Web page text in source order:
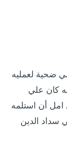
ضحية لعمليه
كان علي
أن استلمه
سداد الدين